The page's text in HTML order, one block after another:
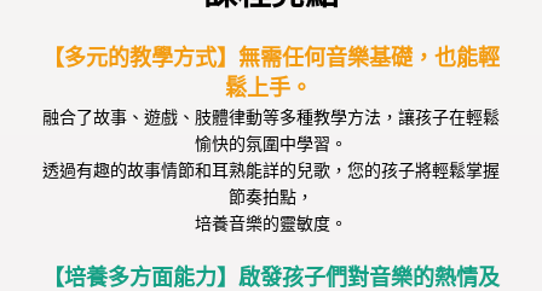
【多元的教學方式】無需任何音樂基礎，也能輕
鬆上手。
融合了故事、遊戲、肢體律動等多種教學方法，讓孩子在輕鬆
愉快的氛圍中學習。
透過有趣的故事情節和耳熟能詳的兒歌，您的孩子將輕鬆掌握
節奏拍點，
培養音樂的靈敏度。
【培養多方面能力】啟發孩子們對音樂的熱情及